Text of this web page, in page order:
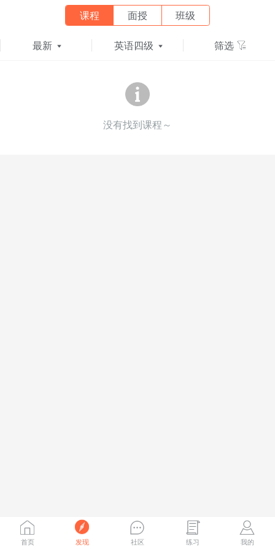
课程 面授 班级
最新 英语四级 筛选
没有找到课程～
首页 发现 社区 练习 我的